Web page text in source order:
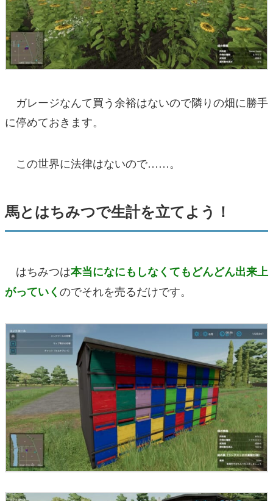
ガレージなんて買う余裕はないので隣りの畑に勝手
に停めておきます。
この世界に法律はないので……。
馬とはちみつで生計を立てよう！
はちみつは本当になにもしなくてもどんどん出来上
がっていくのでそれを売るだけです。